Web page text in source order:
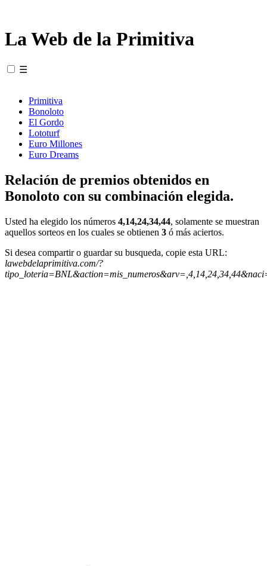
La Web de la Primitiva
☰
Primitiva
Bonoloto
El Gordo
Lototurf
Euro Millones
Euro Dreams
Relación de premios obtenidos en
Bonoloto con su combinación elegida.
Usted ha elegido los números 4,14,24,34,44, solamente se muestran
aquellos sorteos en los cuales se obtienen 3 ó más aciertos.
Si desea compartir o guardar su busqueda, copie esta URL:
lawebdelaprimitiva.com/?